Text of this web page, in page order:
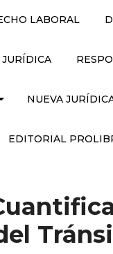
LABORAL
NUEVA
EDITORIAL